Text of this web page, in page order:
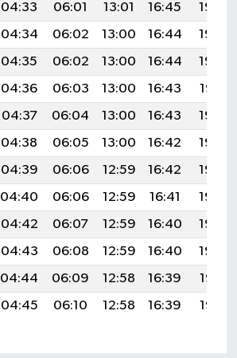
04:33 06:01 13:01 16:45
19:50
04:34 06:02 13:00 16:44
19:49
04:35 06:02 13:00 16:44
19:48
04:36 06:03 13:00 16:43
19:47
04:37 06:04 13:00 16:43
19:46
04:38 06:05 13:00 16:42
19:44
04:39 06:06 12:59 16:42
19:43
04:40 06:06 12:59 16:41
19:42
04:42 06:07 12:59 16:40
19:40
04:43 06:08 12:59 16:40
19:39
04:44 06:09 12:58 16:39
19:38
04:45 06:10 12:58 16:39 19:37